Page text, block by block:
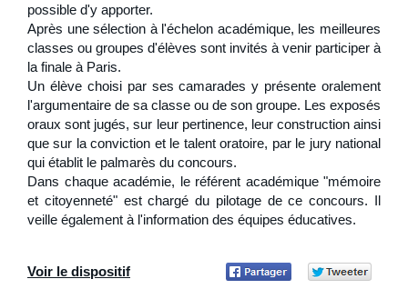
possible d'y apporter.
Après une sélection à l'échelon académique, les meilleures
classes ou groupes d'élèves sont invités à venir participer à
la finale à Paris.
Un élève choisi par ses camarades y présente oralement
l'argumentaire de sa classe ou de son groupe. Les exposés
oraux sont jugés, sur leur pertinence, leur construction ainsi
que sur la conviction et le talent oratoire, par le jury national
qui établit le palmarès du concours.
Dans chaque académie, le référent académique "mémoire
et citoyenneté" est chargé du pilotage de ce concours. Il
veille également à l'information des équipes éducatives.
Voir le dispositif
Partager